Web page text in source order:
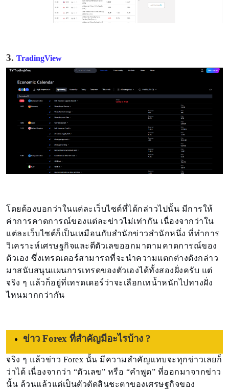
3. TradingView
โดยต้องบอกว่าในแต่ละเว็บไซต์ที่ได้กล่าวไปนั้น มีการให้
ค่าการคาดการณ์ของแต่ละข่าวไม่เท่ากัน เนื่องจากว่าใน
แต่ละเว็บไซต์ก็เป็นเหมือนกับสำนักข่าวสำนักหนึ่ง ที่ทำการ
วิเคราะห์เศรษฐกิจและตีตัวเลขออกมาตามคาดการณ์ของ
ตัวเอง ซึ่งเทรดเดอร์สามารถที่จะนำความแตกต่างดังกล่าว
มาสนับสนุนแผนการเทรดของตัวเองได้ทั้งสองฝั่งครับ แต่
จริง ๆ แล้วก็อยู่ที่เทรดเดอร์ว่าจะเลือกเทน้ำหนักไปทางฝั่ง
ไหนมากกว่ากัน
ข่าว Forex ที่สำคัญมีอะไรบ้าง ?
จริง ๆ แล้วข่าว Forex นั้น มีความสำคัญแทบจะทุกข่าวเลยก็
ว่าได้ เนื่องจากว่า “ตัวเลข” หรือ “คำพูด” ที่ออกมาจากข่าว
นั้น ล้วนแล้วแต่เป็นตัวตัดสินชะตาของเศรษฐกิจของ